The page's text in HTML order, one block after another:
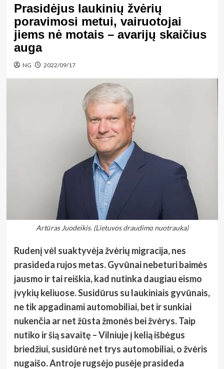
Prasidėjus laukinių žvėrių
poravimosi metui, vairuotojai
jiems nė motais – avarijų skaičius
auga
NG 2022/09/17
Artūras Juodeikis. (Lietuvos draudimo nuotrauka)
Rudenį vėl suaktyvėja žvėrių migracija, nes
prasideda rujos metas. Gyvūnai nebeturi baimės
jausmo ir tai reiškia, kad nutinka daugiau eismo
įvykių keliuose. Susidūrus su laukiniais gyvūnais,
ne tik apgadinami automobiliai, bet ir sunkiai
nukenčia ar net žūsta žmonės bei žvėrys. Taip
nutiko ir šią savaitę – Vilniuje į kelią išbėgus
briedžiui, susidūrė net trys automobiliai, o žvėris
nugaišo. Antroje rugsėjo pusėje prasideda